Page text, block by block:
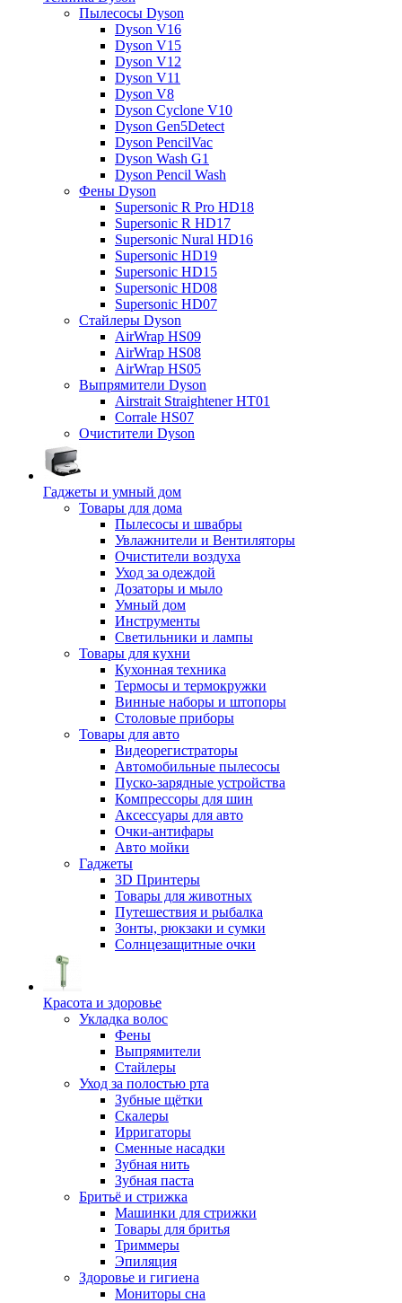
Пылесосы Dyson
Dyson V16
Dyson V15
Dyson V12
Dyson V11
Dyson V8
Dyson Cyclone V10
Dyson Gen5Detect
Dyson PencilVac
Dyson Wash G1
Dyson Pencil Wash
Фены Dyson
Supersonic R Pro HD18
Supersonic R HD17
Supersonic Nural HD16
Supersonic HD19
Supersonic HD15
Supersonic HD08
Supersonic HD07
Стайлеры Dyson
AirWrap HS09
AirWrap HS08
AirWrap HS05
Выпрямители Dyson
Airstrait Straightener HT01
Corrale HS07
Очистители Dyson
Гаджеты и умный дом
Товары для дома
Пылесосы и швабры
Увлажнители и Вентиляторы
Очистители воздуха
Уход за одеждой
Дозаторы и мыло
Умный дом
Инструменты
Светильники и лампы
Товары для кухни
Кухонная техника
Термосы и термокружки
Винные наборы и штопоры
Столовые приборы
Товары для авто
Видеорегистраторы
Автомобильные пылесосы
Пуско-зарядные устройства
Компрессоры для шин
Аксессуары для авто
Очки-антифары
Авто мойки
Гаджеты
3D Принтеры
Товары для животных
Путешествия и рыбалка
Зонты, рюкзаки и сумки
Солнцезащитные очки
Красота и здоровье
Укладка волос
Фены
Выпрямители
Стайлеры
Уход за полостью рта
Зубные щётки
Скалеры
Ирригаторы
Сменные насадки
Зубная нить
Зубная паста
Бритьё и стрижка
Машинки для стрижки
Товары для бритья
Триммеры
Эпиляция
Здоровье и гигиена
Мониторы сна